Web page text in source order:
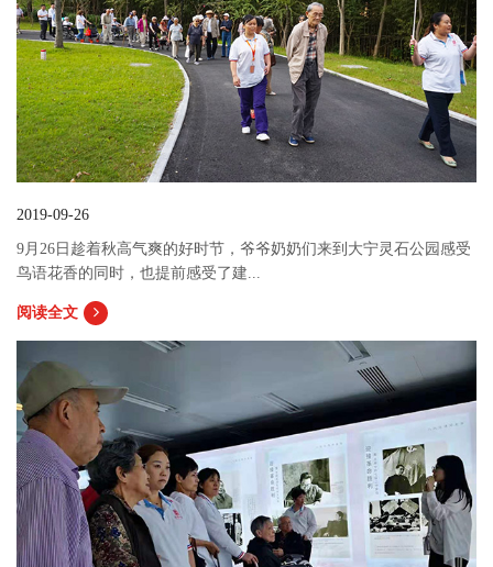
2019-09-26
9月26日趁着秋高气爽的好时节，爷爷奶奶们来到大宁灵石公园感受
鸟语花香的同时，也提前感受了建...
阅读全文